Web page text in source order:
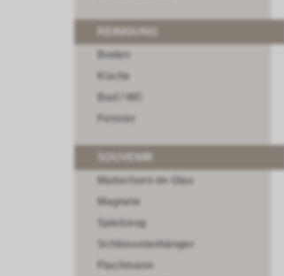
REINIGUNG
Boden
Küche
Bad / WC
Fenster
Matterhorn im Glas
Magnete
Spielzeug
Schlüsselanhänger
Flachmann